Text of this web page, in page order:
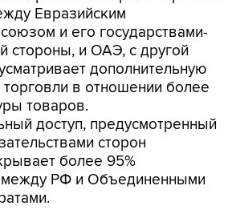
Евразийским
и его государствами-
стороны, и ОАЭ, с другой
дополнительную
в отношении более
товаров.
доступ, предусмотренный
сторон
более 95%
между РФ и Объединенными